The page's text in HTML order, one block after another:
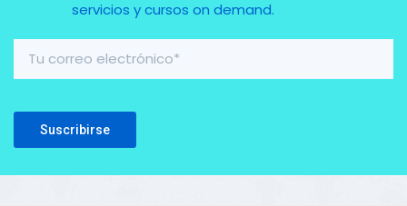
servicios y cursos on demand.
Please leave this field empty.